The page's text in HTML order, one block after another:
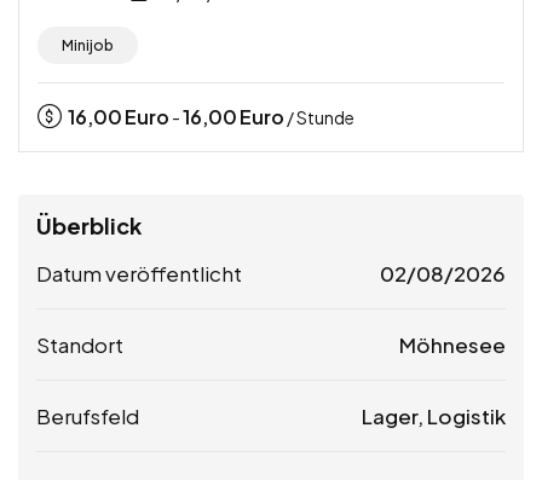
Minijob
16,00Euro -16,00Euro / Stunde
Überblick
Datum veröffentlicht 02/08/2026
Standort Möhnesee
Berufsfeld Lager, Logistik